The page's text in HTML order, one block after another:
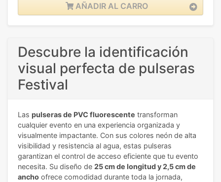
AÑADIR AL CARRO
Descubre la identificación
visual perfecta de pulseras
Festival
Las pulseras de PVC fluorescente transforman
cualquier evento en una experiencia organizada y
visualmente impactante. Con sus colores neón de alta
visibilidad y resistencia al agua, estas pulseras
garantizan el control de acceso eficiente que tu evento
necesita. Su diseño de 25 cm de longitud y 2,5 cm de
ancho ofrece comodidad durante toda la jornada,